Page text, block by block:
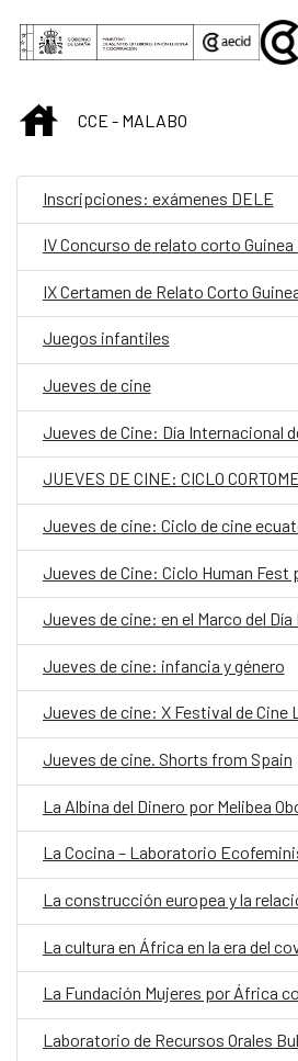
Skip to Main Content
INICIOCCE - MALABO
Inscripciones: exámenes DELE
IV Concurso de relato corto
IX Certamen de Relato Corto
Juegos infantiles
Jueves de cine
Jueves de Cine: Día Internacional
Jueves de cine: Ciclo de cine
Jueves de Cine: Ciclo Human Fest
Jueves de cine: infancia y género
Jueves de cine. Shorts from Spain
La Albina del Dinero por Melibea
La cultura en África en la era del
Laboratorio de Recursos Orales